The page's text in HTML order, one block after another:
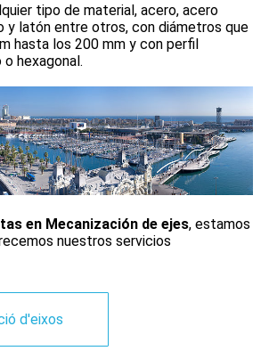
tipo de material, acero, acero
y latón entre otros, con diámetros que
hasta los 200 mm y con perfil
hexagonal.
en Mecanización de ejes, estamos
nuestros servicios
d'eixos